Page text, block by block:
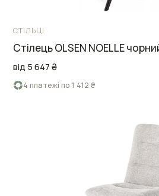
СТІЛЬЦІ
Стілець OLSEN NOELLE
від 5 647 ₴
4 платежі по 1 412 ₴